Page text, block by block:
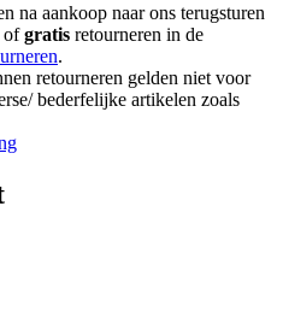
na aankoop naar ons terugsturen
ofgratis retourneren in de
.
retourneren gelden niet voor
bederfelijke artikelen zoals